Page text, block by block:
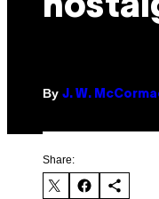
By J. W.
Share: